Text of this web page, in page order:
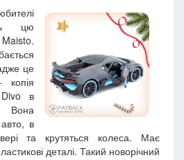
цю
це
копія
Divo в
в
та крутяться колеса. Має
деталі. Такий новорічний